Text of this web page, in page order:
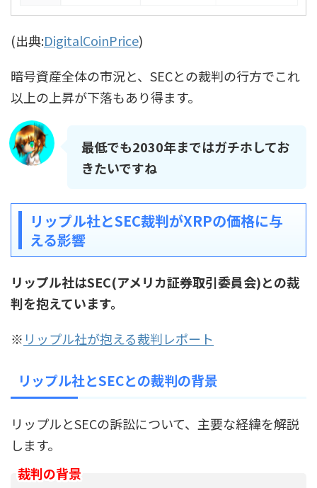
(出典:DigitalCoinPrice)
暗号資産全体の市況と、SECとの裁判の行方でこれ
以上の上昇が下落もあり得ます。
最低でも2030年まではガチホしてお
きたいですね
リップル社とSEC裁判がXRPの価格に与
える影響
リップル社はSEC(アメリカ証券取引委員会)との裁
判を抱えています。
※ リップル社が抱える裁判レポート
リップル社とSECとの裁判の背景
リップルとSECの訴訟について、主要な経緯を解説
します。
裁判の背景